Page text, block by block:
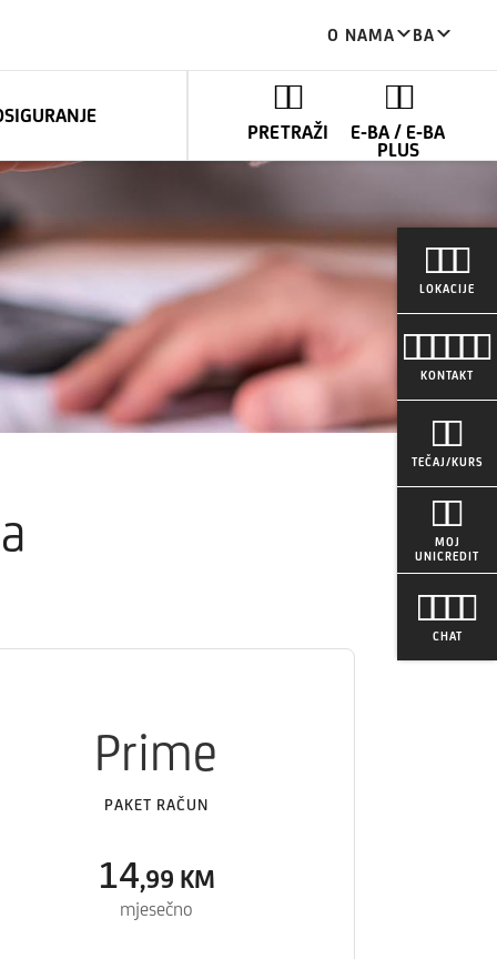
O NAMA BA
PRETRAŽI
E-BA / E-BA
PLUS
LOKACIJE
KONTAKT
TEČAJ/KURS
MOJ
UNICREDIT
CHAT
Prime
PAKET RAČUN
14,99 KM
mjesečno